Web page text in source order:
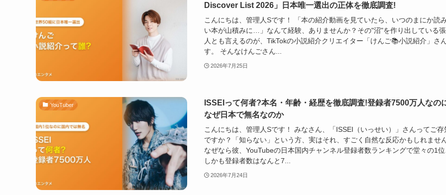
Discover List 2026」日本唯一選出の正体を徹底調査!
こんにちは、管理人Sです！ 「本の紹介動画を見ていたら、いつのまにか読
い本が山積みに…」なんて経験、ありませんか？その"沼"を作り出している
人とも言えるのが、TikTokの小説紹介クリエイター「けんご📚小説紹介」さ
す。 そんなけんごさん...
2026年7月25日
YouTuber
ISSEIって何者?本名・年齢・経歴を徹底調査!登録者7500万人なの
なぜ日本で無名なのか
こんにちは、管理人Sです！ みなさん、「ISSEI（いっせい）」さんってご存
ですか？「知らない」という方、実はそれ、すごく自然な反応かもしれません
なぜなら彼、YouTubeの日本国内チャンネル登録者数ランキングで堂々の1位
しかも登録者数はなんと7...
2026年7月24日